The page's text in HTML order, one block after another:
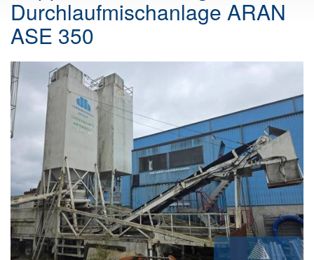
Durchlaufmischanlage ARAN
ASE 350